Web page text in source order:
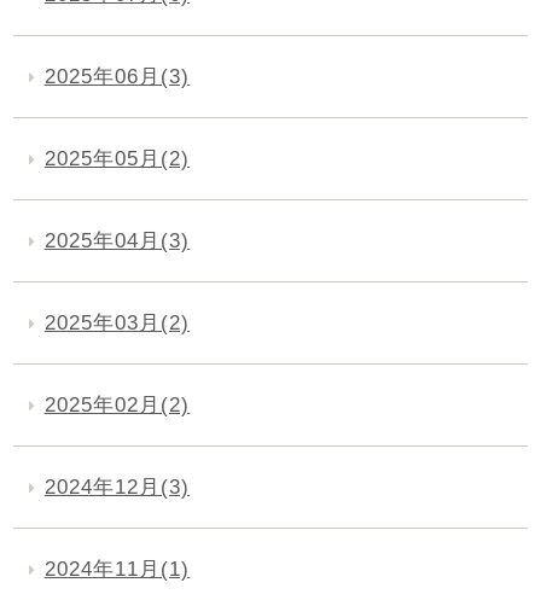
2025年06月(3)
2025年05月(2)
2025年04月(3)
2025年03月(2)
2025年02月(2)
2024年12月(3)
2024年11月(1)